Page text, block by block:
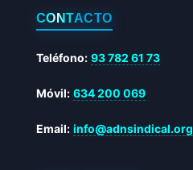
CONTACTO
Teléfono: 93 782 61 73
Móvil: 634 200 069
Email: info@adnsindical.org